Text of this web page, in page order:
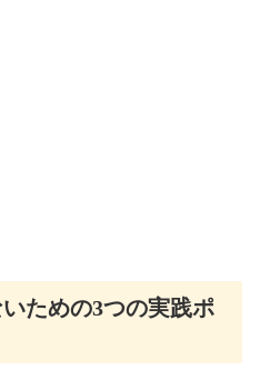
ための3つの実践ポ